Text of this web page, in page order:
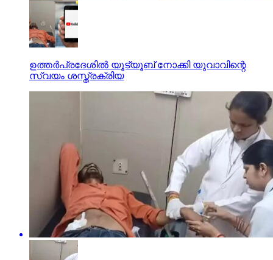
ഉത്തര്‍പ്രദേശില്‍ യൂട്യൂബ് നോക്കി യുവാവിന്റെ
സ്വയം ശസ്ത്രക്രിയ